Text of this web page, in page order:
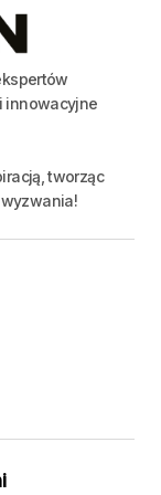
innowacyjne
tworząc